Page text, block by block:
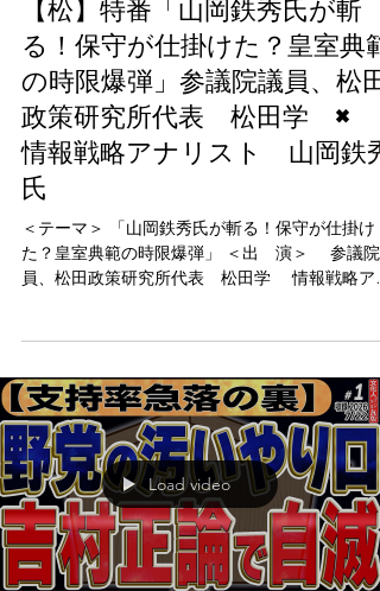
7月23日
【松】特番「山岡鉄秀氏が斬
る！保守が仕掛けた？皇室典範
の時限爆弾」参議院議員、松田
政策研究所代表 松田学 ×
情報戦略アナリスト 山岡鉄秀
氏
た？皇室典範の時限爆弾」 ＜出 演＞ 参議院
員、松田政策研究所代表 松田学 情報戦略アナ
リスト 山岡鉄秀氏
Load video